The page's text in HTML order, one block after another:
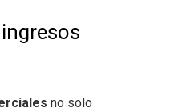
no solo